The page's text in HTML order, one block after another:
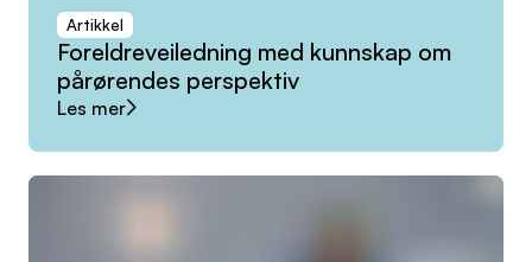
Artikkel
Foreldreveiledning med kunnskap om
pårørendes perspektiv
Les mer